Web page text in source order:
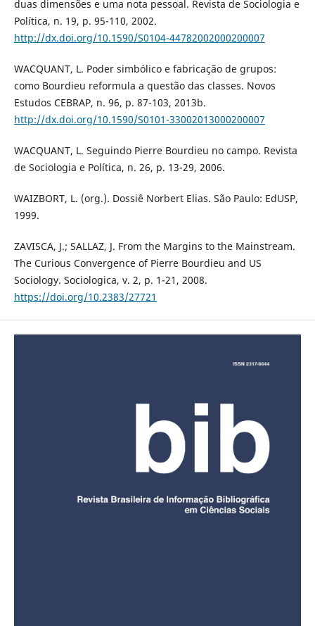
duas dimensões e uma nota pessoal. Revista de Sociologia e
Política, n. 19, p. 95-110, 2002.
http://dx.doi.org/10.1590/S0104-44782002000200007
WACQUANT, L. Poder simbólico e fabricação de grupos:
como Bourdieu reformula a questão das classes. Novos
Estudos CEBRAP, n. 96, p. 87-103, 2013b.
http://dx.doi.org/10.1590/S0101-33002013000200007
WACQUANT, L. Seguindo Pierre Bourdieu no campo. Revista
de Sociologia e Política, n. 26, p. 13-29, 2006.
WAIZBORT, L. (org.). Dossiê Norbert Elias. São Paulo: EdUSP,
1999.
ZAVISCA, J.; SALLAZ, J. From the Margins to the Mainstream.
The Curious Convergence of Pierre Bourdieu and US
Sociology. Sociologica, v. 2, p. 1-21, 2008.
https://doi.org/10.2383/27721